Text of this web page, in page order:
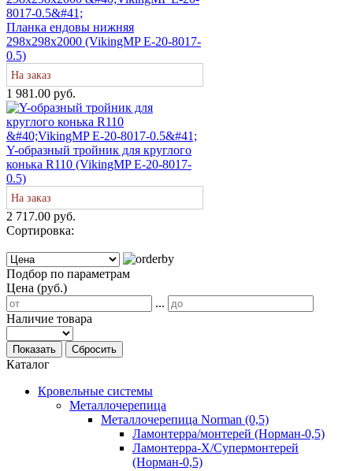
Планка ендовы нижняя
298х298х2000 (VikingMP E-20-8017-
0.5)
На заказ
1 981.00 руб.
Y-образный тройник для круглого
конька R110 (VikingMP E-20-8017-
0.5)
На заказ
2 717.00 руб.
Сортировка:
Подбор по параметрам
Цена (руб.)
...
Наличие товара
Показать Сбросить
Каталог
Кровельные системы
Металлочерепица
Металлочерепица Norman (0,5)
Ламонтерра/монтерей (Норман-0,5)
Ламонтерра-Х/Супермонтерей
(Норман-0,5)